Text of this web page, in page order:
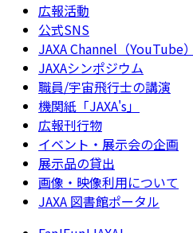
広報活動
公式SNS
JAXA Channel（YouTube）
JAXAシンポジウム
職員/宇宙飛行士の講演
機関紙「JAXA's」
広報刊行物
イベント・展示会の企画
展示品の貸出
画像・映像利用について
JAXA 図書館ポータル